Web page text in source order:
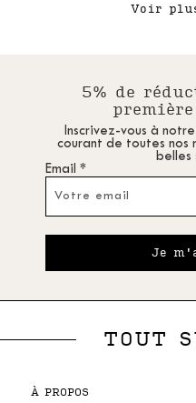
Voir
5% de
première
Inscrivez-vous à
courant de toutes nos
belles
Email *
Je
TOUT
À PROPOS